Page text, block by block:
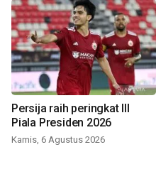
Persija raih peringkat III
Piala Presiden 2026
Kamis, 6 Agustus 2026